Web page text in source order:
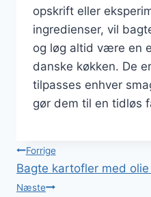
opskrift eller
ingredienser, vil
og løg altid være en
danske køkken. De
tilpasses enhver
gør dem til en tidløs
Forrige
Bagte kartofler med
Næste